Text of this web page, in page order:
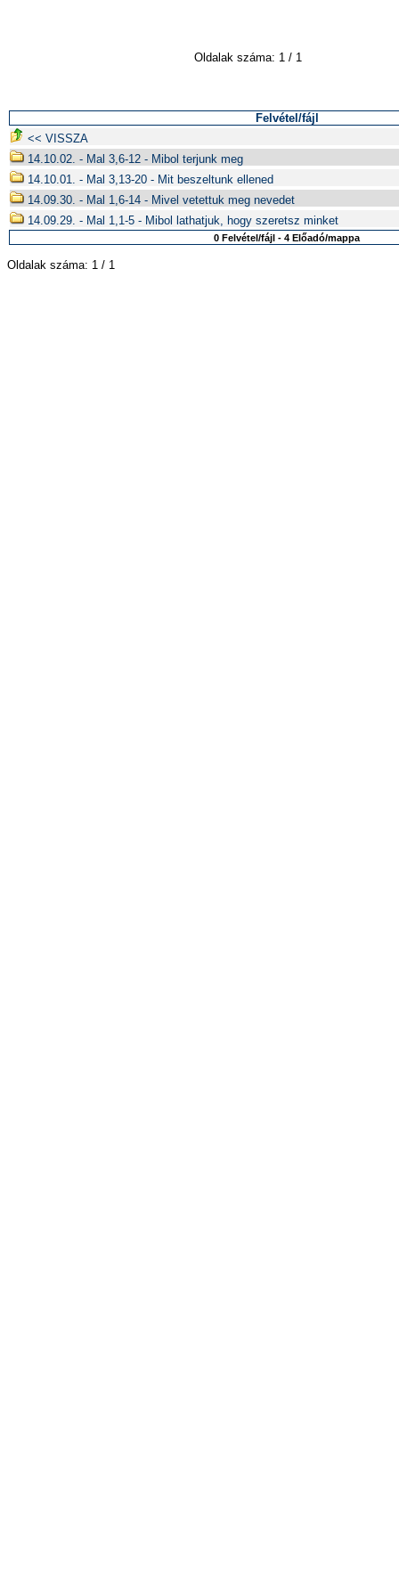
Oldalak száma: 1 / 1
Felvétel/fájl
<< VISSZA
14.10.02. - Mal 3,6-12 - Mibol terjunk meg
14.10.01. - Mal 3,13-20 - Mit beszeltunk ellened
14.09.30. - Mal 1,6-14 - Mivel vetettuk meg nevedet
14.09.29. - Mal 1,1-5 - Mibol lathatjuk, hogy szeretsz minket
0 Felvétel/fájl - 4 Előadó/mappa
Oldalak száma: 1 / 1